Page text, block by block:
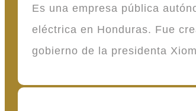
Es una empresa pública
eléctrica en Honduras. Fue
gobierno de la presidenta